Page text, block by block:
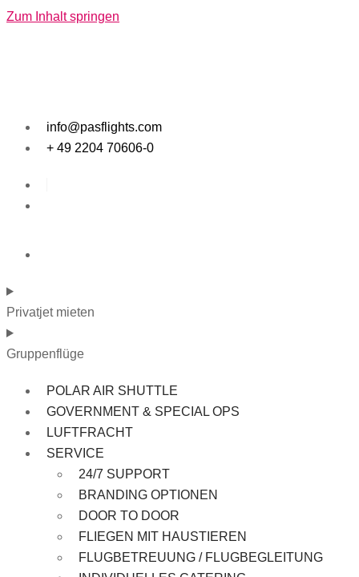
Zum Inhalt springen
info@pasflights.com
+ 49 2204 70606-0
Privatjet mieten
Gruppenflüge
POLAR AIR SHUTTLE
GOVERNMENT & SPECIAL OPS
LUFTFRACHT
SERVICE
24/7 SUPPORT
BRANDING OPTIONEN
DOOR TO DOOR
FLIEGEN MIT HAUSTIEREN
FLUGBETREUUNG / FLUGBEGLEITUNG